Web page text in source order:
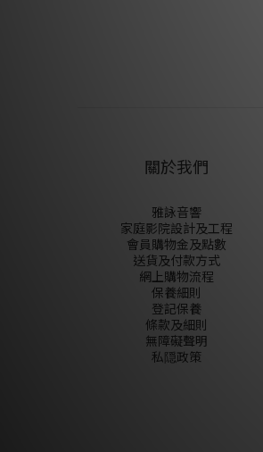
關於我們
雅詠音響
家庭影院設計及工程
會員購物金及點數
送貨及付款方式
網上購物流程
保養細則
登記保養
條款及細則
無障礙聲明
私隠政策